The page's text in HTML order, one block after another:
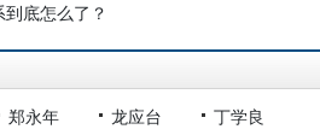
底怎么了？
郑永年 龙应台 丁学良